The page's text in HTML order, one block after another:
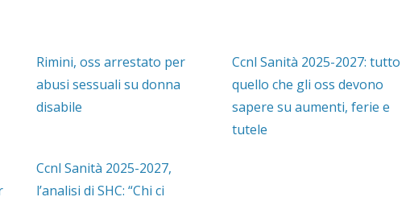
Rimini, oss arrestato per
abusi sessuali su donna
disabile
Ccnl Sanità 2025-2027: tutto
quello che gli oss devono
sapere su aumenti, ferie e
tutele
Ccnl Sanità 2025-2027,
l’analisi di SHC: “Chi ci